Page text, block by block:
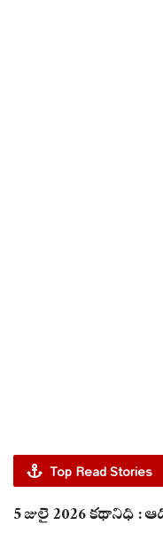
Top Read Stories
5 జులై 2026 కథానిధి :